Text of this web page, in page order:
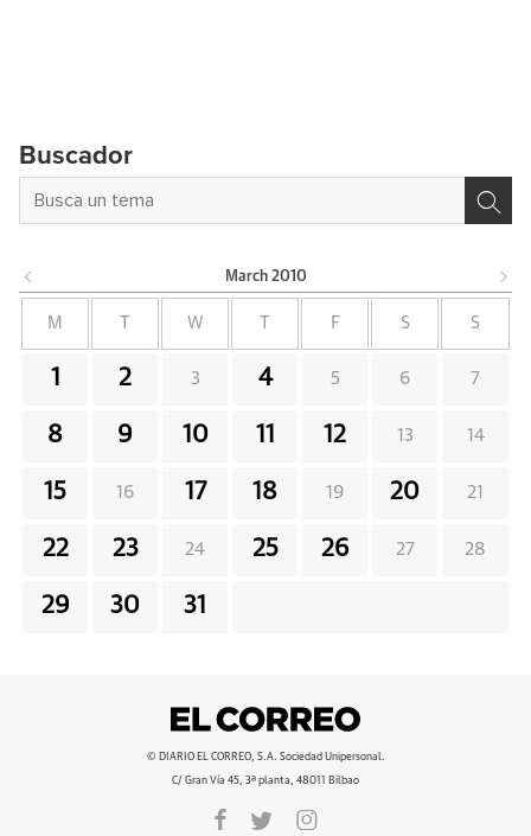
Buscador
March 2010
M W F S S
1 2 3 4 5 6 7
8 9 10 11 12 13 14
15 16 17 18 19 20 21
22 23 24 25 26 27 28
29 30 31
© DIARIO EL CORREO, S.A. Sociedad Unipersonal.
C/ Gran Vía 45, 3ª planta, 48011 Bilbao